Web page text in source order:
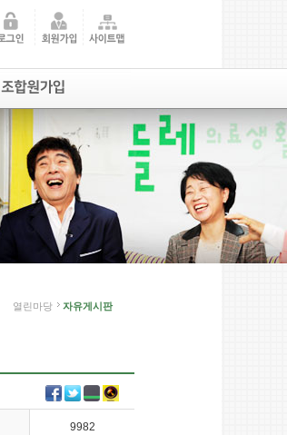
열린마당 자유게시판
9982